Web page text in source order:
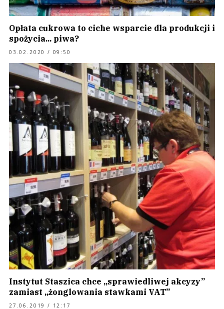
Opłata cukrowa to ciche wsparcie dla produkcji i
spożycia... piwa?
03.02.2020 / 09:50
Instytut Staszica chce „sprawiedliwej akcyzy”
zamiast „żonglowania stawkami VAT”
27.06.2019 / 12:17